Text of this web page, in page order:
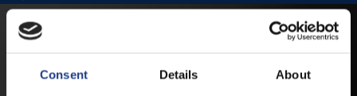
Consent Details About
MOBIL APP